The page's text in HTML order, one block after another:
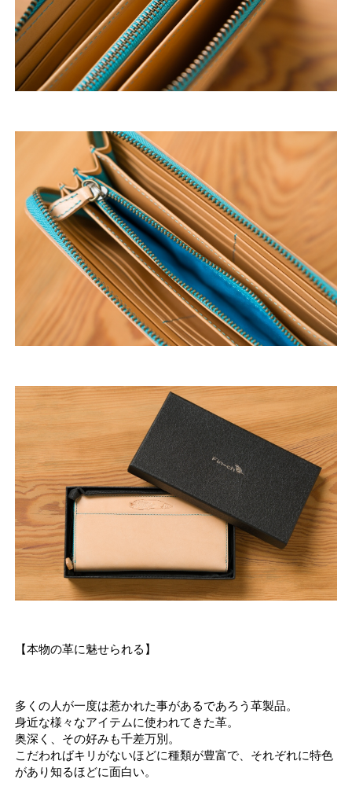
【本物の革に魅せられる】
多くの人が一度は惹かれた事があるであろう革製品。
身近な様々なアイテムに使われてきた革。
奥深く、その好みも千差万別。
こだわればキリがないほどに種類が豊富で、それぞれに特色
があり知るほどに面白い。